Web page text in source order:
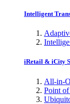
Intelligent
iRetail & iCity
All-in-
Point of